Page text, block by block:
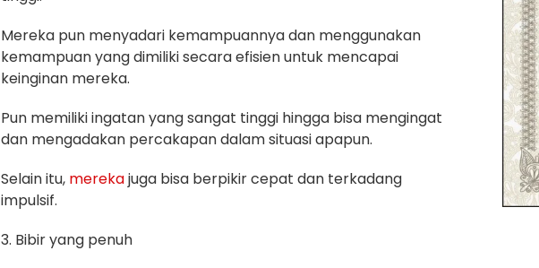
Mereka pun menyadari kemampuannya dan menggunakan
kemampuan yang dimiliki secara efisien untuk mencapai
keinginan mereka.
Pun memiliki ingatan yang sangat tinggi hingga bisa mengingat
dan mengadakan percakapan dalam situasi apapun.
Selain itu, merekajuga bisa berpikir cepat dan terkadang
impulsif.
3. Bibir yang penuh